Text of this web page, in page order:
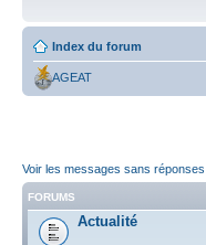
Index du forum
AGEAT
Voir les messages sans réponses
FORUMS
Actualité